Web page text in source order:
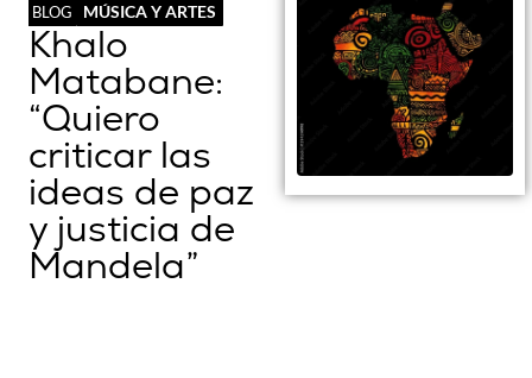
BLOG MÚSICA Y ARTES
Khalo
Matabane:
“Quiero
criticar las
ideas de paz
y justicia de
Mandela”